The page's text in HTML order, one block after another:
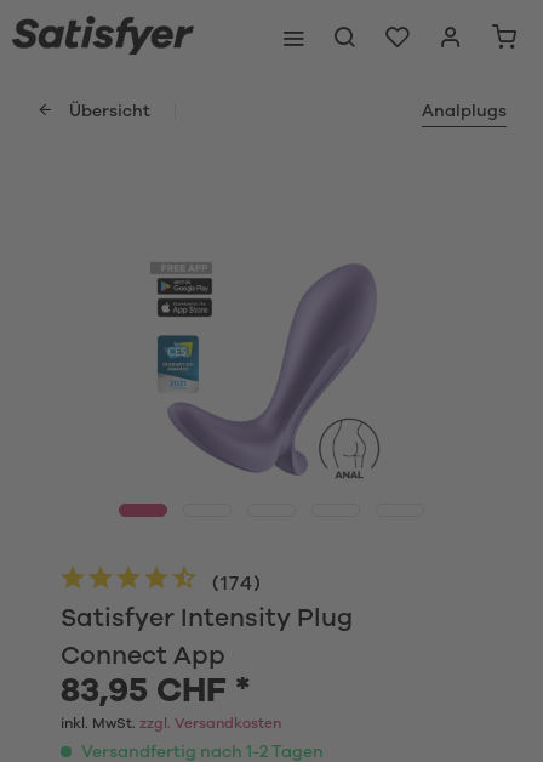
Übersicht Analplugs
Satisfyer Intensity Plug
Connect App
(174)
83,95 CHF *
inkl. MwSt. zzgl. Versandkosten
Versandfertig nach 1-2 Tagen